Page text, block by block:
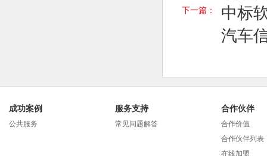
下一篇：
中标
汽车
成功案例
公共服务
服务支持
常见问题解答
合作伙伴
合作价值
合作伙伴列表
在线加盟